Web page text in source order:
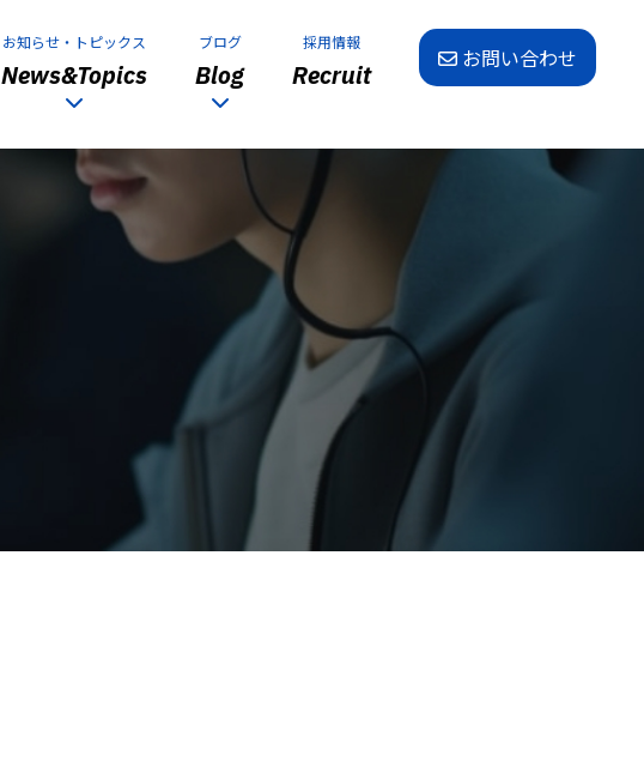
お知らせ・トピックス
News&Topics
ブログ
Blog
採用情報
Recruit
お問い合わせ